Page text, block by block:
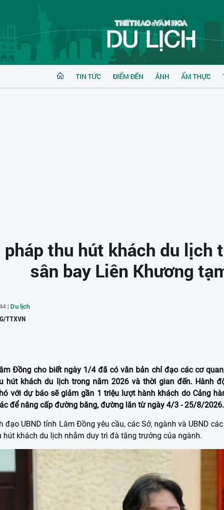
TIN TỨC ĐIỂM ĐẾN ẢNH ẨM THỰC
pháp thu hút khách du lịch
sân bay Liên Khương
| Du lịch
TTXVN
Đồng cho biết ngày 1/4 đã có văn bản chỉ đạo các cơ
hút khách du lịch trong năm 2026 và thời gian đến. Hành
với dự báo sẽ giảm gần 1 triệu lượt hành khách do Cảng
để nâng cấp đường băng, đường lăn từ ngày 4/3 - 25/8/2026.
đạo UBND tỉnh Lâm Đồng yêu cầu, các Sở, ngành và UBND
hút khách du lịch nhằm duy trì đà tăng trưởng của ngành.